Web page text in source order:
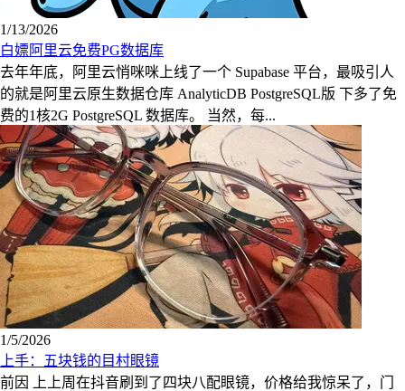
1/13/2026
白嫖阿里云免费PG数据库
去年年底，阿里云悄咪咪上线了一个 Supabase 平台，最吸引人
的就是阿里云原生数据仓库 AnalyticDB PostgreSQL版 下多了免
费的1核2G PostgreSQL 数据库。 当然，每...
1/5/2026
上手：五块钱的目村眼镜
前因 上上周在抖音刷到了四块八配眼镜，价格给我惊呆了，门